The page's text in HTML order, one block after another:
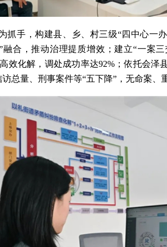
抓手，构建县、乡、村三级“四中心一
合，推动治理提质增效；建立“一案
效化解，调处成功率达92%；依托会
总量、刑事案件等“五下降”，无命案、